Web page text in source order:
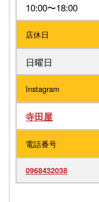
10:00〜18:00
店休日
日曜日
Instagram
寺田屋
電話番号
0968432038